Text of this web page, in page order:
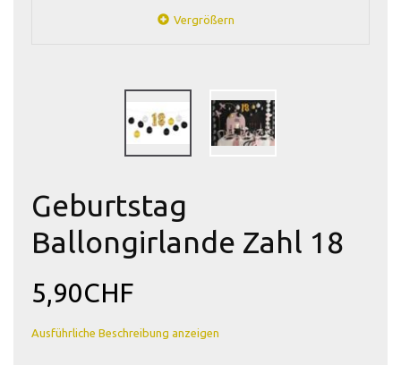
Vergrößern
Geburtstag
Ballongirlande Zahl 18
5,90CHF
Ausführliche Beschreibung anzeigen